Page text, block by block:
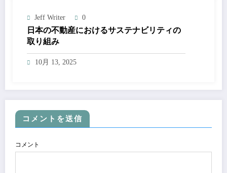
Jeff Writer 0
日本の不動産におけるサステナビリティの
取り組み
10月 13, 2025
コメントを送信
コメント